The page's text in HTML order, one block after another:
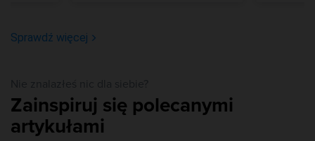
Sprawdź więcej
Zainspiruj się polecanymi
artykułami